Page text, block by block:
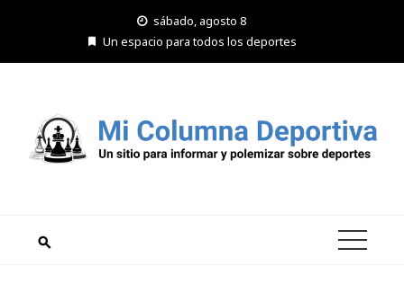
sábado, agosto 8
Un espacio para todos los deportes